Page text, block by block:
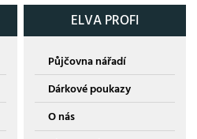
ELVA PROFI
Půjčovna nářadí
Dárkové poukazy
O nás